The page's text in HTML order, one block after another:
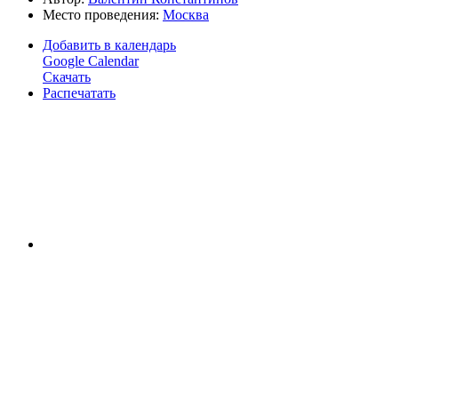
Место проведения: Москва
Добавить в календарь
Google Calendar
Скачать
Распечатать